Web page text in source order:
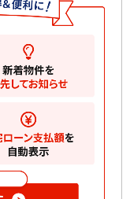
追加